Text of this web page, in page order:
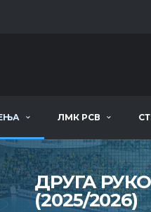
ЛМК РСВ
ДРУГА
(2025/2026)